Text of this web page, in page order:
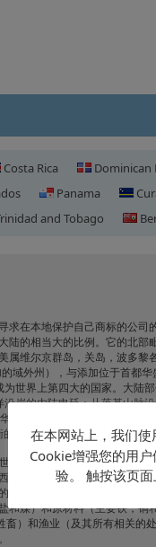
Costa Rica Dominican
Panama
and Tobago
在本地保护自己商标的公司
陆的相当大的比例。它的北
维尔京群岛，关岛，波多黎
域外州），与添加位于首都
世界上第四大的国家。大陆
岸的内陆申延；从落基山脉
达州,亚利桑那州,科罗拉多州,
和南部是沙滩。
上第三人口最多的国家。这
班牙裔。除此之外，它们还
营机构侧重于资本主义制度
和煤）和原材料（主要铁，
）和渔业（及其所有相关的
在本网站上，我们使
Cookie增强您的用户
验。 触按该页